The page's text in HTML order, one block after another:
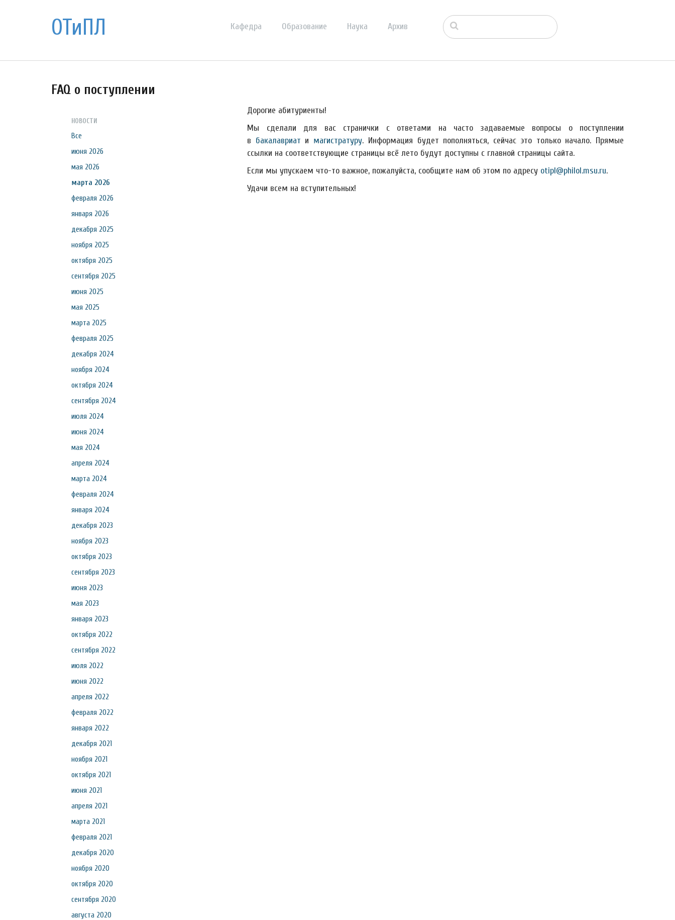
ОТиПЛ Кафедра Образование Наука Архив
FAQ о поступлении
НОВОСТИ
Все
июня 2026
мая 2026
марта 2026
февраля 2026
января 2026
декабря 2025
ноября 2025
октября 2025
сентября 2025
июня 2025
мая 2025
марта 2025
февраля 2025
декабря 2024
ноября 2024
октября 2024
сентября 2024
июля 2024
июня 2024
мая 2024
апреля 2024
марта 2024
февраля 2024
января 2024
декабря 2023
ноября 2023
октября 2023
сентября 2023
июня 2023
мая 2023
января 2023
октября 2022
сентября 2022
июля 2022
июня 2022
апреля 2022
февраля 2022
января 2022
декабря 2021
ноября 2021
октября 2021
июня 2021
апреля 2021
марта 2021
февраля 2021
декабря 2020
ноября 2020
октября 2020
сентября 2020
августа 2020
Дорогие абитуриенты!
Мы сделали для вас странички с ответами на часто задаваемые вопросы о поступлении
в бакалавриат и магистратуру. Информация будет пополняться, сейчас это только начало. Прямые
ссылки на соответствующие страницы всё лето будут доступны с главной страницы сайта.
Если мы упускаем что-то важное, пожалуйста, сообщите нам об этом по адресу otipl@philol.msu.ru.
Удачи всем на вступительных!